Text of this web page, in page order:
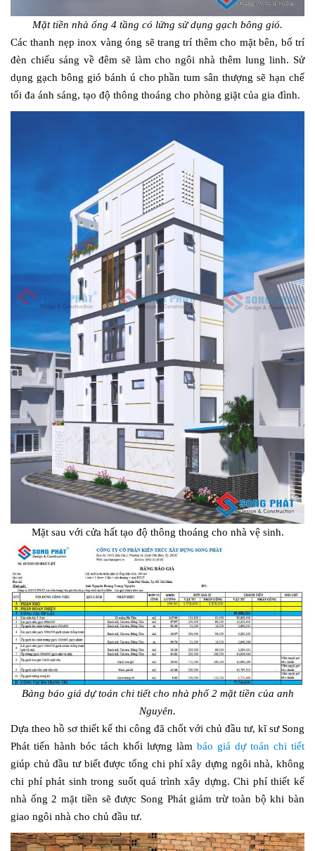
Mặt tiền nhà ống 4 tầng có lửng sử dụng gạch bông gió.
Các thanh nẹp inox vàng óng sẽ trang trí thêm cho mặt bên, bố trí
đèn chiếu sáng về đêm sẽ làm cho ngôi nhà thêm lung linh. Sử
dụng gạch bông gió bánh ú cho phần tum sân thượng sẽ hạn chế
tối đa ánh sáng, tạo độ thông thoáng cho phòng giặt của gia đình.
Mặt sau với cửa hất tạo độ thông thoáng cho nhà vệ sinh.
Bảng báo giá dự toán chi tiết cho nhà phố 2 mặt tiền của anh
Nguyên.
Dựa theo hồ sơ thiết kế thi công đã chốt với chủ đầu tư, kĩ sư Song
Phát tiến hành bóc tách khối lượng làm báo giá dự toán chi tiết
giúp chủ đầu tư biết được tổng chi phí xây dựng ngôi nhà, không
chi phí phát sinh trong suốt quá trình xây dựng. Chi phí thiết kế
nhà ống 2 mặt tiền sẽ được Song Phát giảm trừ toàn bộ khi bàn
giao ngôi nhà cho chủ đầu tư.